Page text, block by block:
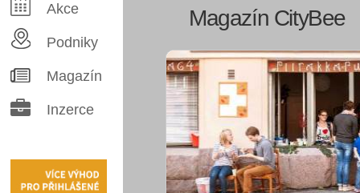
Akce
Podniky
Magazín
Inzerce
Magazín CityBee